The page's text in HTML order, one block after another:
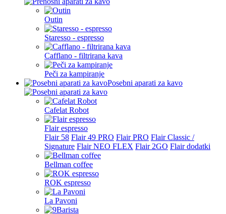
Outin
Staresso - espresso
Cafflano - filtrirana kava
Peči za kampiranje
Posebni aparati za kavo
Cafelat Robot
Flair espresso
Flair 58 Flair 49 PRO Flair PRO Flair Classic /
Signature Flair NEO FLEX Flair 2GO Flair dodatki
Bellman coffee
ROK espresso
La Pavoni